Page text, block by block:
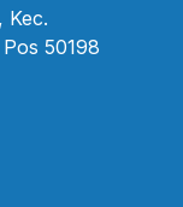
Kec.
50198